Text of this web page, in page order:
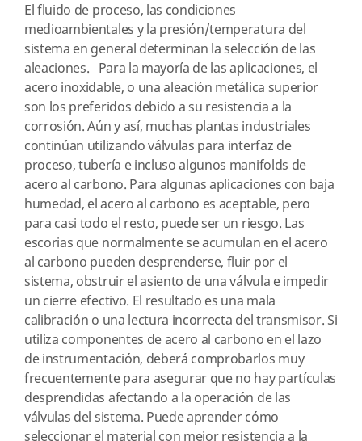
El fluido de proceso, las condiciones
medioambientales y la presión/temperatura del
sistema en general determinan la selección de las
aleaciones. Para la mayoría de las aplicaciones, el
acero inoxidable, o una aleación metálica superior
son los preferidos debido a su resistencia a la
corrosión. Aún y así, muchas plantas industriales
continúan utilizando válvulas para interfaz de
proceso, tubería e incluso algunos manifolds de
acero al carbono. Para algunas aplicaciones con baja
humedad, el acero al carbono es aceptable, pero
para casi todo el resto, puede ser un riesgo. Las
escorias que normalmente se acumulan en el acero
al carbono pueden desprenderse, fluir por el
sistema, obstruir el asiento de una válvula e impedir
un cierre efectivo. El resultado es una mala
calibración o una lectura incorrecta del transmisor. Si
utiliza componentes de acero al carbono en el lazo
de instrumentación, deberá comprobarlos muy
frecuentemente para asegurar que no hay partículas
desprendidas afectando a la operación de las
válvulas del sistema. Puede aprender cómo